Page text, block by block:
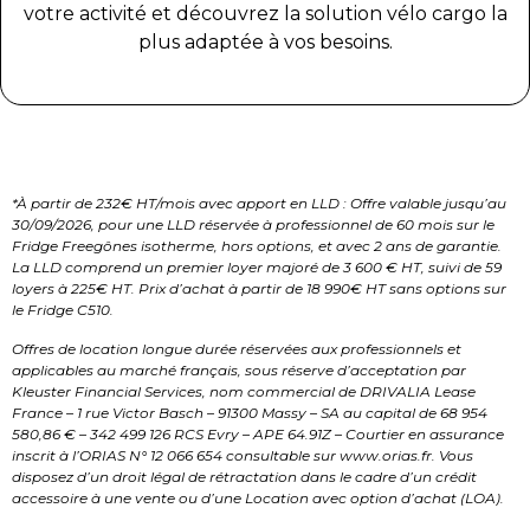
votre activité et découvrez la solution vélo cargo la
plus adaptée à vos besoins.
*À partir de 232€ HT/mois avec apport en LLD : Offre valable jusqu’au
30/09/2026, pour une LLD réservée à professionnel de 60 mois sur le
Fridge Freegônes isotherme, hors options, et avec 2 ans de garantie.
La LLD comprend un premier loyer majoré de 3 600 € HT, suivi de 59
loyers à 225€ HT. Prix d’achat à partir de 18 990€ HT sans options sur
le Fridge C510.
Offres de location longue durée réservées aux professionnels et
applicables au marché français, sous réserve d’acceptation par
Kleuster Financial Services, nom commercial de DRIVALIA Lease
France – 1 rue Victor Basch – 91300 Massy – SA au capital de 68 954
580,86 € – 342 499 126 RCS Evry – APE 64.91Z – Courtier en assurance
inscrit à l’ORIAS N° 12 066 654 consultable sur www.orias.fr. Vous
disposez d’un droit légal de rétractation dans le cadre d’un crédit
accessoire à une vente ou d’une Location avec option d’achat (LOA).